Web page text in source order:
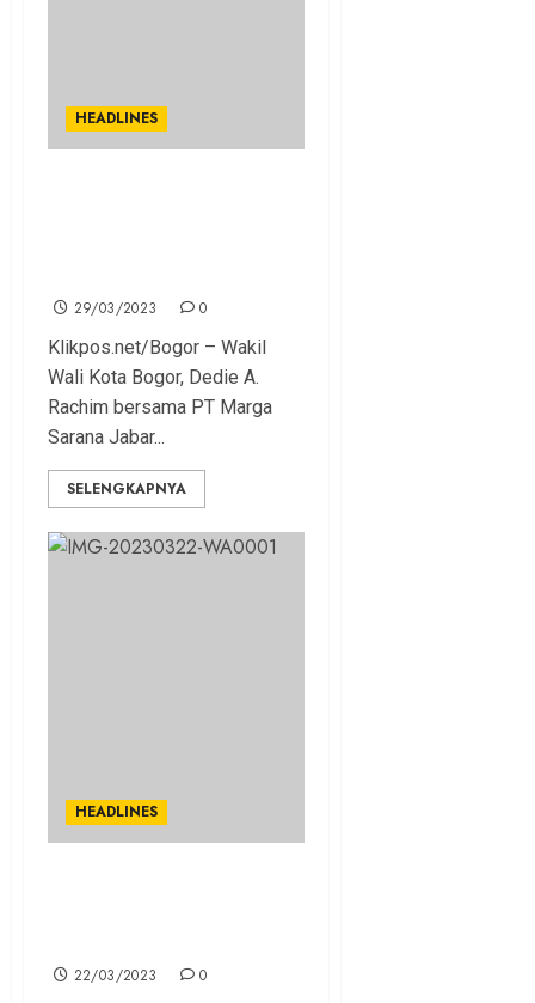
HEADLINES
29/03/2023 0
Klikpos.net/Bogor – Wakil
Wali Kota Bogor, Dedie A.
Rachim bersama PT Marga
Sarana Jabar...
SELENGKAPNYA
HEADLINES
22/03/2023 0